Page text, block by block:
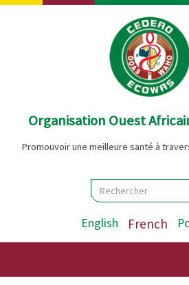
Aller
Organisation Ouest
Promouvoir une meilleure santé à
Search
Rechercher
English French